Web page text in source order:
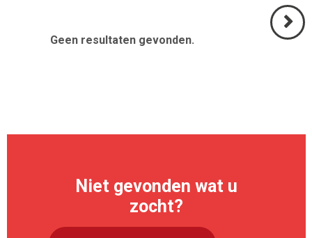
Geen resultaten gevonden.
Niet gevonden wat u
zocht?